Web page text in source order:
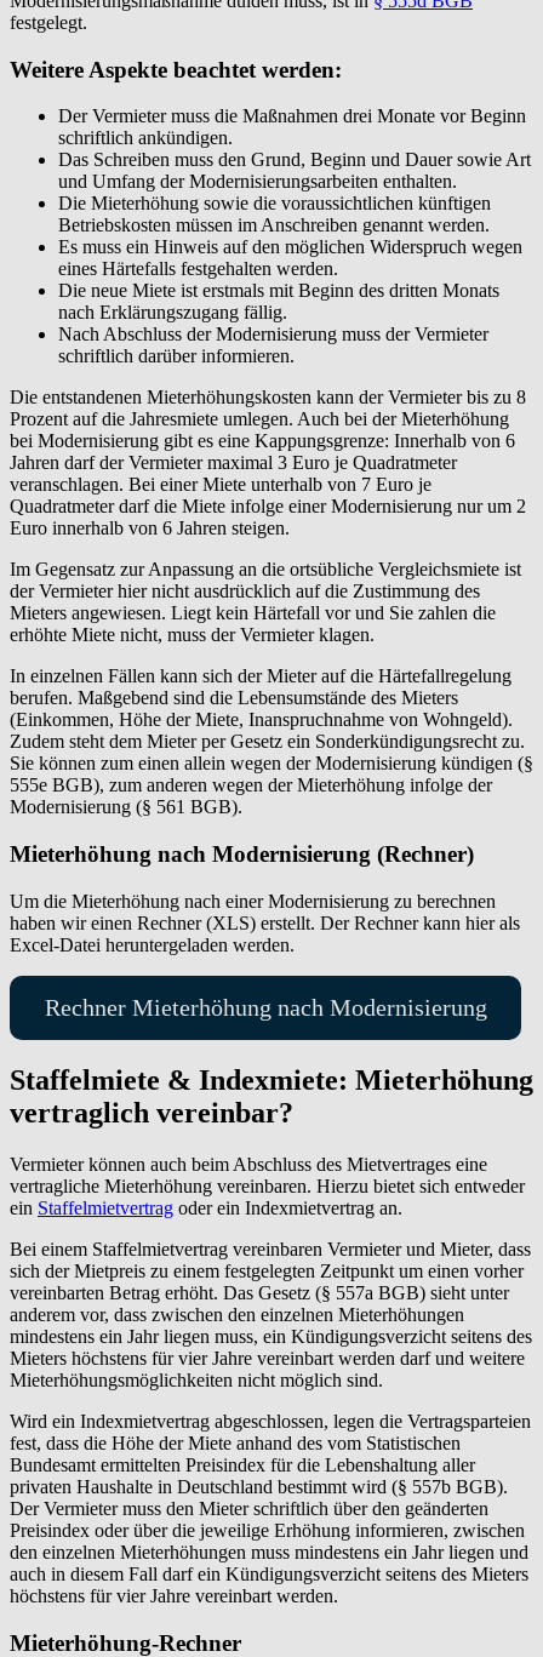
festgelegt.
Weitere Aspekte beachtet werden:
Der Vermieter muss die Maßnahmen drei Monate vor Beginn
schriftlich ankündigen.
Das Schreiben muss den Grund, Beginn und Dauer sowie Art
und Umfang der Modernisierungsarbeiten enthalten.
Die Mieterhöhung sowie die voraussichtlichen künftigen
Betriebskosten müssen im Anschreiben genannt werden.
Es muss ein Hinweis auf den möglichen Widerspruch wegen
eines Härtefalls festgehalten werden.
Die neue Miete ist erstmals mit Beginn des dritten Monats
nach Erklärungszugang fällig.
Nach Abschluss der Modernisierung muss der Vermieter
schriftlich darüber informieren.
Die entstandenen Mieterhöhungskosten kann der Vermieter bis zu 8
Prozent auf die Jahresmiete umlegen. Auch bei der Mieterhöhung
bei Modernisierung gibt es eine Kappungsgrenze: Innerhalb von 6
Jahren darf der Vermieter maximal 3 Euro je Quadratmeter
veranschlagen. Bei einer Miete unterhalb von 7 Euro je
Quadratmeter darf die Miete infolge einer Modernisierung nur um 2
Euro innerhalb von 6 Jahren steigen.
Im Gegensatz zur Anpassung an die ortsübliche Vergleichsmiete ist
der Vermieter hier nicht ausdrücklich auf die Zustimmung des
Mieters angewiesen. Liegt kein Härtefall vor und Sie zahlen die
erhöhte Miete nicht, muss der Vermieter klagen.
In einzelnen Fällen kann sich der Mieter auf die Härtefallregelung
berufen. Maßgebend sind die Lebensumstände des Mieters
(Einkommen, Höhe der Miete, Inanspruchnahme von Wohngeld).
Zudem steht dem Mieter per Gesetz ein Sonderkündigungsrecht zu.
Sie können zum einen allein wegen der Modernisierung kündigen (§
555e BGB), zum anderen wegen der Mieterhöhung infolge der
Modernisierung (§ 561 BGB).
Mieterhöhung nach Modernisierung (Rechner)
Um die Mieterhöhung nach einer Modernisierung zu berechnen
haben wir einen Rechner (XLS) erstellt. Der Rechner kann hier als
Excel-Datei heruntergeladen werden.
Rechner Mieterhöhung nach Modernisierung
Staffelmiete & Indexmiete: Mieterhöhung
vertraglich vereinbar?
Vermieter können auch beim Abschluss des Mietvertrages eine
vertragliche Mieterhöhung vereinbaren. Hierzu bietet sich entweder
ein Staffelmietvertrag oder ein Indexmietvertrag an.
Bei einem Staffelmietvertrag vereinbaren Vermieter und Mieter, dass
sich der Mietpreis zu einem festgelegten Zeitpunkt um einen vorher
vereinbarten Betrag erhöht. Das Gesetz (§ 557a BGB) sieht unter
anderem vor, dass zwischen den einzelnen Mieterhöhungen
mindestens ein Jahr liegen muss, ein Kündigungsverzicht seitens des
Mieters höchstens für vier Jahre vereinbart werden darf und weitere
Mieterhöhungsmöglichkeiten nicht möglich sind.
Wird ein Indexmietvertrag abgeschlossen, legen die Vertragsparteien
fest, dass die Höhe der Miete anhand des vom Statistischen
Bundesamt ermittelten Preisindex für die Lebenshaltung aller
privaten Haushalte in Deutschland bestimmt wird (§ 557b BGB).
Der Vermieter muss den Mieter schriftlich über den geänderten
Preisindex oder über die jeweilige Erhöhung informieren, zwischen
den einzelnen Mieterhöhungen muss mindestens ein Jahr liegen und
auch in diesem Fall darf ein Kündigungsverzicht seitens des Mieters
höchstens für vier Jahre vereinbart werden.
Mieterhöhung-Rechner